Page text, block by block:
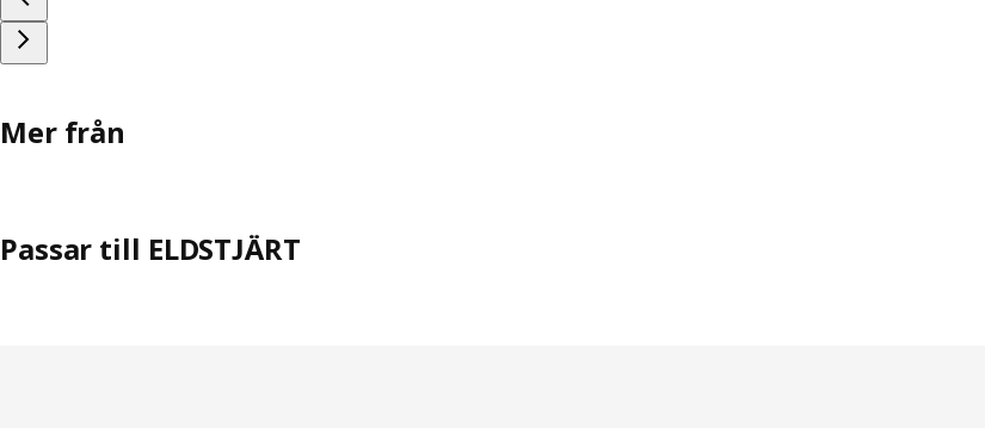
Mer från
Passar till ELDSTJÄRT